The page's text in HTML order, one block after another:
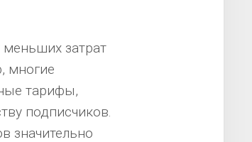
меньших затрат
многие
тарифы,
подписчиков.
значительно